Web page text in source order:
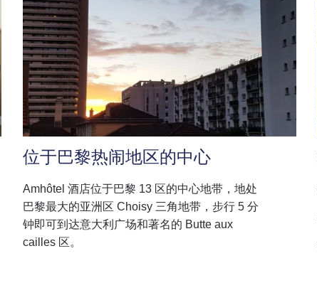
位于巴黎热闹地区的中心
Amhôtel 酒店位于巴黎 13 区的中心地带，地处
巴黎最大的亚洲区 Choisy 三角地带，步行 5 分
钟即可到达意大利广场和著名的 Butte aux
cailles 区。